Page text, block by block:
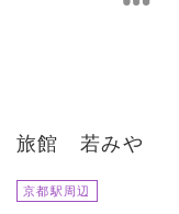
旅館 若みや
京都駅周辺